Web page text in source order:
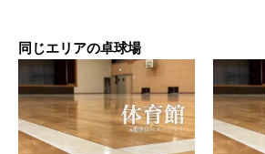
同じエリアの卓球場